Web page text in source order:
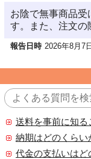
お陰で無事商品受
す。また、注文の
報告日時 2026年8月7
送料を事前に知る
納期はどのくらい